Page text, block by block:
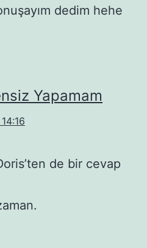
dedim hehe
Yapamam
de bir cevap